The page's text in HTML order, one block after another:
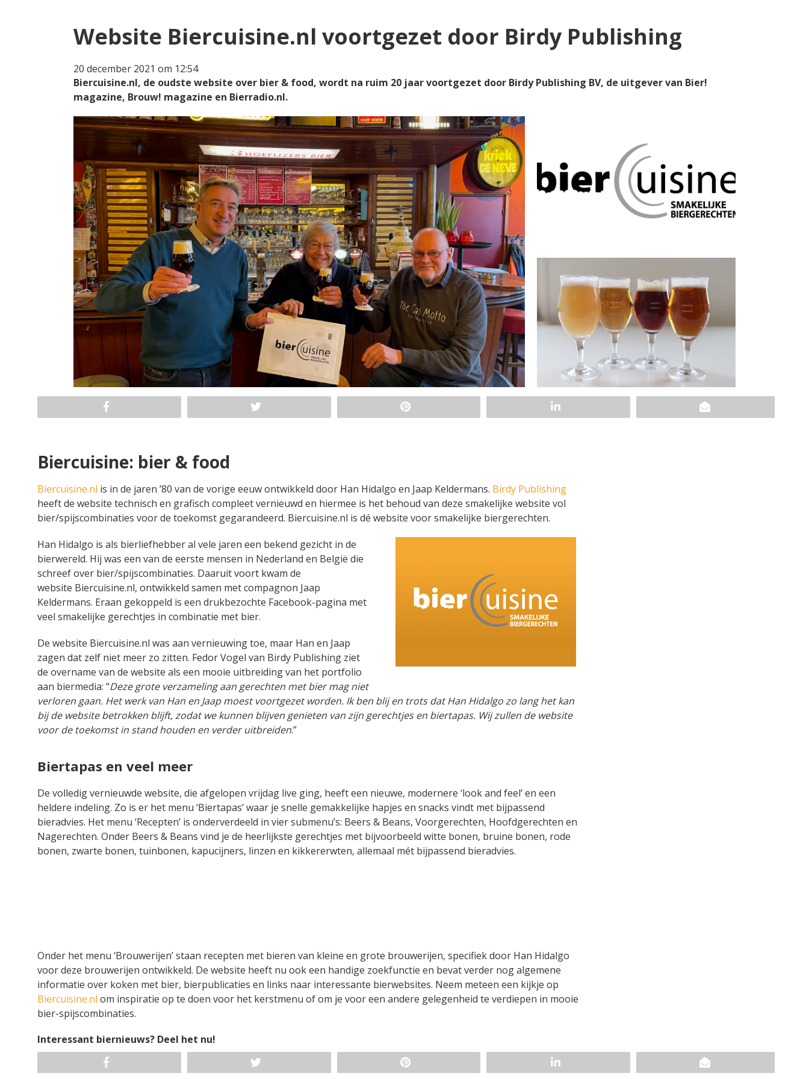
Website Biercuisine.nl voortgezet door Birdy Publishing
20 december 2021 om 12:54
Biercuisine.nl, de oudste website over bier & food, wordt na ruim 20 jaar voortgezet door Birdy Publishing BV, de uitgever van Bier!
magazine, Brouw! magazine en Bierradio.nl.
Biercuisine: bier & food
Biercuisine.nl is in de jaren ’80 van de vorige eeuw ontwikkeld door Han Hidalgo en Jaap Keldermans. Birdy Publishing
heeft de website technisch en grafisch compleet vernieuwd en hiermee is het behoud van deze smakelijke website vol
bier/spijscombinaties voor de toekomst gegarandeerd. Biercuisine.nl is dé website voor smakelijke biergerechten.
Han Hidalgo is als bierliefhebber al vele jaren een bekend gezicht in de
bierwereld. Hij was een van de eerste mensen in Nederland en België die
schreef over bier/spijscombinaties. Daaruit voort kwam de
website Biercuisine.nl, ontwikkeld samen met compagnon Jaap
Keldermans. Eraan gekoppeld is een drukbezochte Facebook-pagina met
veel smakelijke gerechtjes in combinatie met bier.
De website Biercuisine.nl was aan vernieuwing toe, maar Han en Jaap
zagen dat zelf niet meer zo zitten. Fedor Vogel van Birdy Publishing ziet
de overname van de website als een mooie uitbreiding van het portfolio
aan biermedia: “Deze grote verzameling aan gerechten met bier mag niet
verloren gaan. Het werk van Han en Jaap moest voortgezet worden. Ik ben blij en trots dat Han Hidalgo zo lang het kan
bij de website betrokken blijft, zodat we kunnen blijven genieten van zijn gerechtjes en biertapas. Wij zullen de website
voor de toekomst in stand houden en verder uitbreiden.”
Biertapas en veel meer
De volledig vernieuwde website, die afgelopen vrijdag live ging, heeft een nieuwe, modernere ‘look and feel’ en een
heldere indeling. Zo is er het menu ‘Biertapas’ waar je snelle gemakkelijke hapjes en snacks vindt met bijpassend
bieradvies. Het menu ‘Recepten’ is onderverdeeld in vier submenu’s: Beers & Beans, Voorgerechten, Hoofdgerechten en
Nagerechten. Onder Beers & Beans vind je de heerlijkste gerechtjes met bijvoorbeeld witte bonen, bruine bonen, rode
bonen, zwarte bonen, tuinbonen, kapucijners, linzen en kikkererwten, allemaal mét bijpassend bieradvies.
Onder het menu ‘Brouwerijen’ staan recepten met bieren van kleine en grote brouwerijen, specifiek door Han Hidalgo
voor deze brouwerijen ontwikkeld. De website heeft nu ook een handige zoekfunctie en bevat verder nog algemene
informatie over koken met bier, bierpublicaties en links naar interessante bierwebsites. Neem meteen een kijkje op
Biercuisine.nl om inspiratie op te doen voor het kerstmenu of om je voor een andere gelegenheid te verdiepen in mooie
bier-spijscombinaties.
Interessant biernieuws? Deel het nu!